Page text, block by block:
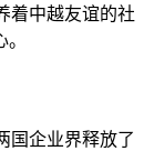
着中越友谊的社
国企业界释放了